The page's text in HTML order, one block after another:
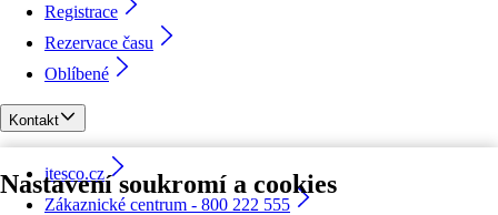
Nastavení soukromí a cookies
Registrace
Rezervace času
Oblíbené
Kontakt
itesco.cz
Zákaznické centrum - 800 222 555